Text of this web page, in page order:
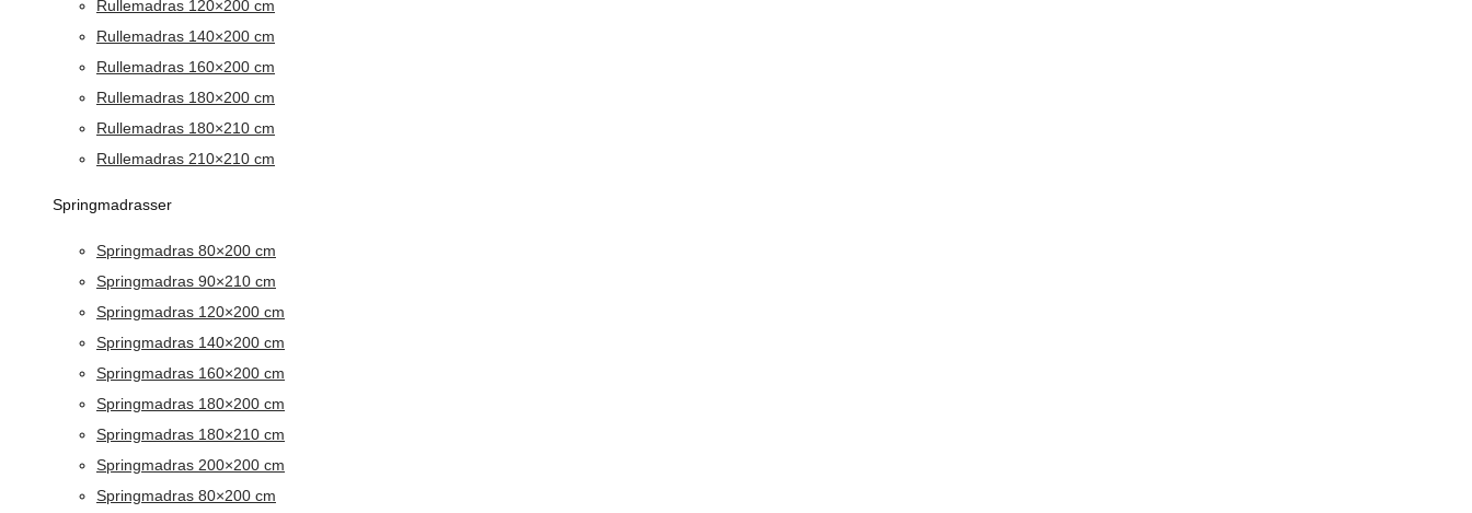
Rullemadras 120×200 cm
Rullemadras 140×200 cm
Rullemadras 160×200 cm
Rullemadras 180×200 cm
Rullemadras 180×210 cm
Rullemadras 210×210 cm
Springmadrasser
Springmadras 80×200 cm
Springmadras 90×210 cm
Springmadras 120×200 cm
Springmadras 140×200 cm
Springmadras 160×200 cm
Springmadras 180×200 cm
Springmadras 180×210 cm
Springmadras 200×200 cm
Springmadras 80×200 cm